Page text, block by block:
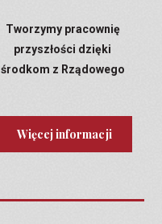
Tworzymy pracownię
przyszłości dzięki
środkom z Rządowego
Więcej informacji